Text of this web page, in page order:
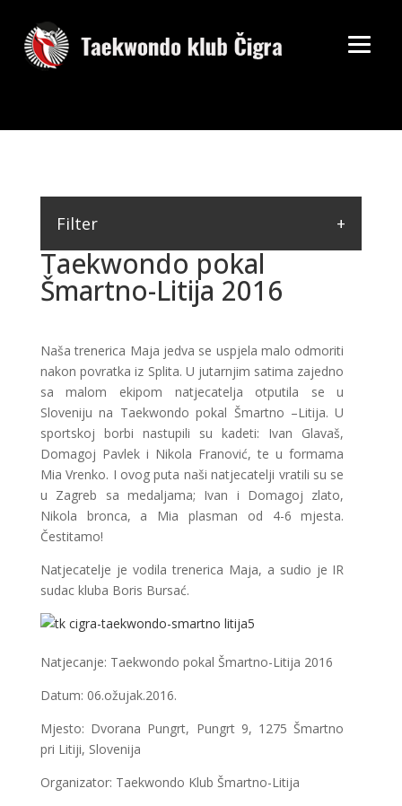
Taekwondo pokal
Šmartno-Litija 2016
Naša trenerica Maja jedva se uspjela malo odmoriti
nakon povratka iz Splita. U jutarnjim satima zajedno
sa malom ekipom natjecatelja otputila se u
Sloveniju na Taekwondo pokal Šmartno –Litija. U
sportskoj borbi nastupili su kadeti: Ivan Glavaš,
Domagoj Pavlek i Nikola Franović, te u formama
Mia Vrenko. I ovog puta naši natjecatelji vratili su se
u Zagreb sa medaljama; Ivan i Domagoj zlato,
Nikola bronca, a Mia plasman od 4-6 mjesta.
Čestitamo!
Natjecatelje je vodila trenerica Maja, a sudio je IR
sudac kluba Boris Bursać.
Natjecanje: Taekwondo pokal Šmartno-Litija 2016
Datum: 06.ožujak.2016.
Mjesto: Dvorana Pungrt, Pungrt 9, 1275 Šmartno
pri Litiji, Slovenija
Organizator: Taekwondo Klub Šmartno-Litija
Filter